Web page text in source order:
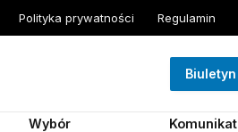
Polityka prywatności Regulamin
Biuletyn
Wybór
Komunikat